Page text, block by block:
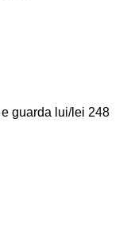
e guarda lui/lei 248